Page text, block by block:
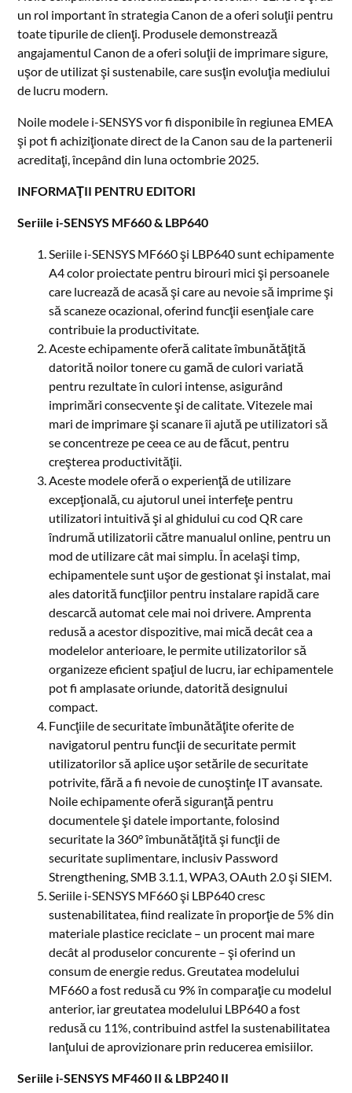
un rol important în strategia Canon de a oferi soluţii pentru
toate tipurile de clienţi. Produsele demonstrează
angajamentul Canon de a oferi soluţii de imprimare sigure,
uşor de utilizat şi sustenabile, care susţin evoluţia mediului
de lucru modern.
Noile modele i-SENSYS vor fi disponibile în regiunea EMEA
şi pot fi achiziţionate direct de la Canon sau de la partenerii
acreditaţi, începând din luna octombrie 2025.
INFORMAŢII PENTRU EDITORI
Seriile i-SENSYS MF660 & LBP640
Seriile i-SENSYS MF660 şi LBP640 sunt echipamente
A4 color proiectate pentru birouri mici şi persoanele
care lucrează de acasă şi care au nevoie să imprime şi
să scaneze ocazional, oferind funcţii esenţiale care
contribuie la productivitate.
Aceste echipamente oferă calitate îmbunătăţită
datorită noilor tonere cu gamă de culori variată
pentru rezultate în culori intense, asigurând
imprimări consecvente şi de calitate. Vitezele mai
mari de imprimare şi scanare îi ajută pe utilizatori să
se concentreze pe ceea ce au de făcut, pentru
creşterea productivităţii.
Aceste modele oferă o experienţă de utilizare
excepţională, cu ajutorul unei interfeţe pentru
utilizatori intuitivă şi al ghidului cu cod QR care
îndrumă utilizatorii către manualul online, pentru un
mod de utilizare cât mai simplu. În acelaşi timp,
echipamentele sunt uşor de gestionat şi instalat, mai
ales datorită funcţiilor pentru instalare rapidă care
descarcă automat cele mai noi drivere. Amprenta
redusă a acestor dispozitive, mai mică decât cea a
modelelor anterioare, le permite utilizatorilor să
organizeze eficient spaţiul de lucru, iar echipamentele
pot fi amplasate oriunde, datorită designului
compact.
Funcţiile de securitate îmbunătăţite oferite de
navigatorul pentru funcţii de securitate permit
utilizatorilor să aplice uşor setările de securitate
potrivite, fără a fi nevoie de cunoştinţe IT avansate.
Noile echipamente oferă siguranţă pentru
documentele şi datele importante, folosind
securitate la 360° îmbunătăţită şi funcţii de
securitate suplimentare, inclusiv Password
Strengthening, SMB 3.1.1, WPA3, OAuth 2.0 şi SIEM.
Seriile i-SENSYS MF660 şi LBP640 cresc
sustenabilitatea, fiind realizate în proporţie de 5% din
materiale plastice reciclate – un procent mai mare
decât al produselor concurente – şi oferind un
consum de energie redus. Greutatea modelului
MF660 a fost redusă cu 9% în comparaţie cu modelul
anterior, iar greutatea modelului LBP640 a fost
redusă cu 11%, contribuind astfel la sustenabilitatea
lanţului de aprovizionare prin reducerea emisiilor.
Seriile i-SENSYS MF460 II & LBP240 II